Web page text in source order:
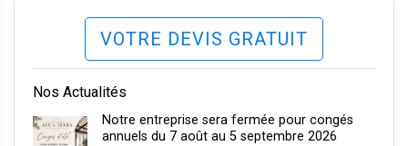
VOTRE DEVIS GRATUIT
Nos Actualités
Notre entreprise sera fermée pour congés
annuels du 7 août au 5 septembre 2026